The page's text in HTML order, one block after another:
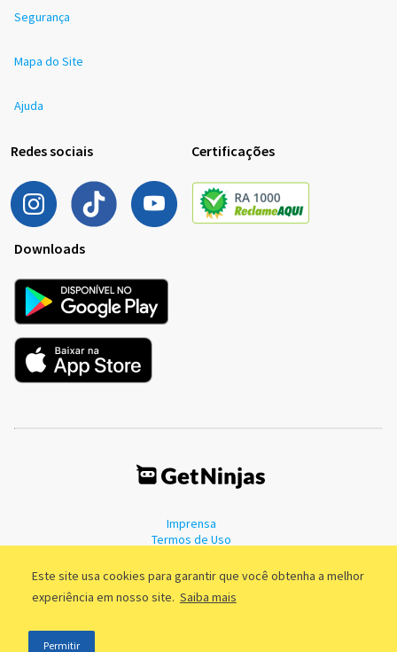
Este site usa cookies para garantir que você obtenha a melhor
experiência em nosso site. Saiba mais
Permitir
Segurança
Mapa do Site
Ajuda
Redes sociais Certificações
Downloads
Imprensa
Termos de Uso
©2011 - 2026, GetNinjas LTDA. CNPJ 55.744.877/0001-89 - Rua Dr.
Fernandes Coelho, 85 - 3º andar - São Paulo/SP - Brasil